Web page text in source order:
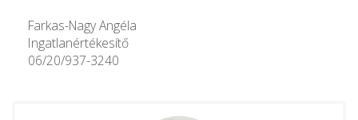
Farkas-Nagy Angéla
Ingatlanértékesítő
06/20/937-3240